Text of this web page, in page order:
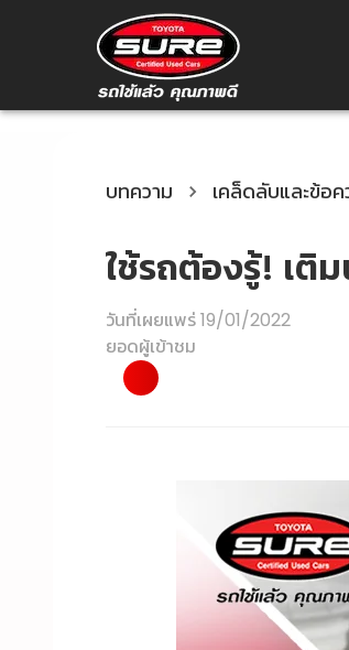
บทความ เคล็ดลับและข้อค
ใช้รถต้องรู้! เติ
วันที่เผยแพร่19/01/2022
ยอดผู้เข้าชม